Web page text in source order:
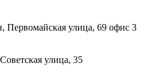
Первомайская улица, 69 офис 3
улица, 35